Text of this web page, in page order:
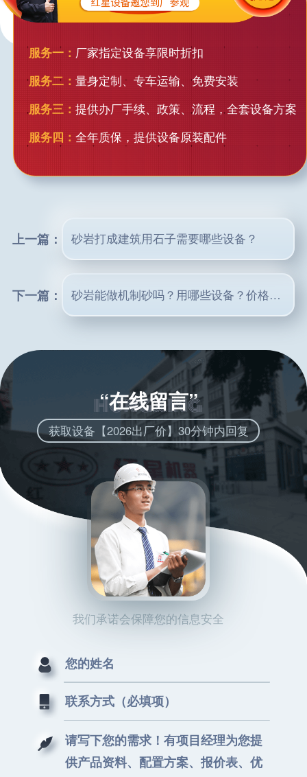
服务一： 厂家指定设备享限时折扣
服务二： 量身定制、专车运输、免费安装
服务三： 提供办厂手续、政策、流程，全套设备方案
服务四： 全年质保，提供设备原装配件
上一篇： 砂岩打成建筑用石子需要哪些设备？
下一篇： 砂岩能做机制砂吗？用哪些设备？价格多少钱？
“在线留言”
获取设备【2026出厂价】30分钟内回复
我们承诺会保障您的信息安全